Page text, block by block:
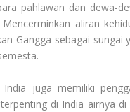
pahlawan dan dewa-
aliran
Gangga sebagai
juga memiliki
di India airnya